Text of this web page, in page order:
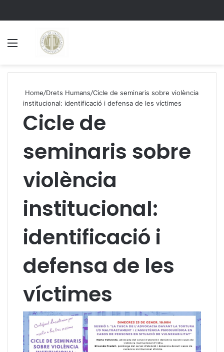
Home/Drets Humans/Cicle de seminaris sobre violència
institucional: identificació i defensa de les víctimes
Cicle de
seminaris sobre
violència
institucional:
identificació i
defensa de les
víctimes